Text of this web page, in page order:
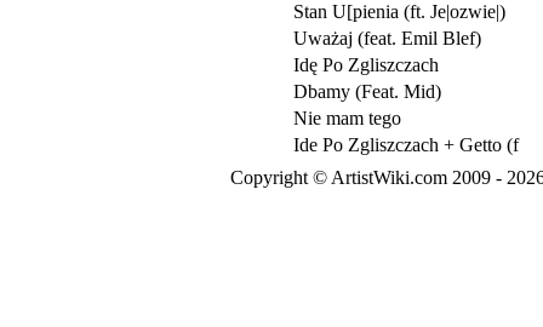
Stan U[pienia (ft. Je|ozwie|)
Uważaj (feat. Emil Blef)
Idę Po Zgliszczach
Dbamy (Feat. Mid)
Nie mam tego
Ide Po Zgliszczach + Getto (f
Copyright © ArtistWiki.com 2009 -